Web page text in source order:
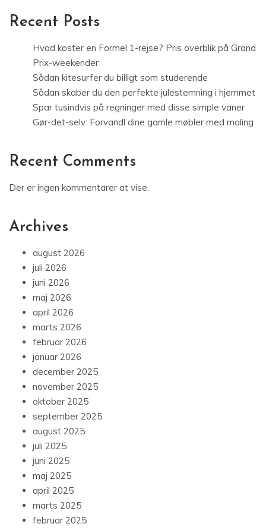
Recent Posts
Hvad koster en Formel 1-rejse? Pris overblik på Grand
Prix-weekender
Sådan kitesurfer du billigt som studerende
Sådan skaber du den perfekte julestemning i hjemmet
Spar tusindvis på regninger med disse simple vaner
Gør-det-selv: Forvandl dine gamle møbler med maling
Recent Comments
Der er ingen kommentarer at vise.
Archives
august 2026
juli 2026
juni 2026
maj 2026
april 2026
marts 2026
februar 2026
januar 2026
december 2025
november 2025
oktober 2025
september 2025
august 2025
juli 2025
juni 2025
maj 2025
april 2025
marts 2025
februar 2025